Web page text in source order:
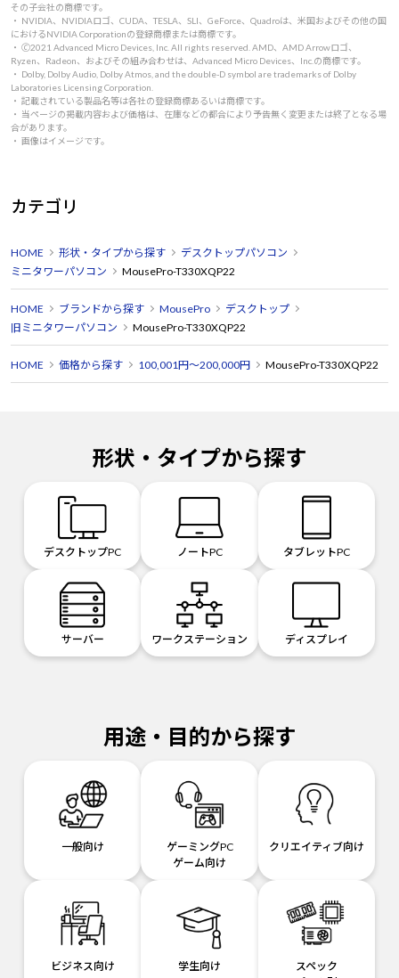
その子会社の商標です。
・ NVIDIA、NVIDIAロゴ、CUDA、TESLA、SLI、GeForce、Quadroは、米国およびその他の国
におけるNVIDIA Corporationの登録商標または商標です。
・ 🄫2021 Advanced Micro Devices, Inc. All rights reserved. AMD、AMD Arrowロゴ、
Ryzen、Radeon、およびその組み合わせは、Advanced Micro Devices、Inc.の商標です。
・ Dolby, Dolby Audio, Dolby Atmos, and the double-D symbol are trademarks of Dolby
Laboratories Licensing Corporation.
・ 記載されている製品名等は各社の登録商標あるいは商標です。
・ 当ページの掲載内容および価格は、在庫などの都合により予告無く変更または終了となる場
合があります。
・ 画像はイメージです。
カテゴリ
HOME 形状・タイプから探す
デスクトップパソコン
ミニタワーパソコン
MousePro-T330XQP22
HOME ブランドから探す MousePro
デスクトップ
旧ミニタワーパソコン
MousePro-T330XQP22
HOME 価格から探す 100,001円～200,000円 MousePro-T330XQP22
形状・タイプから探す
デスクトップPC ノートPC タブレットPC
サーバー ワークステーション ディスプレイ
用途・目的から探す
一般向け
ゲーミングPC
ゲーム向け
クリエイティブ向け
ビジネス向け 学生向け
スペック